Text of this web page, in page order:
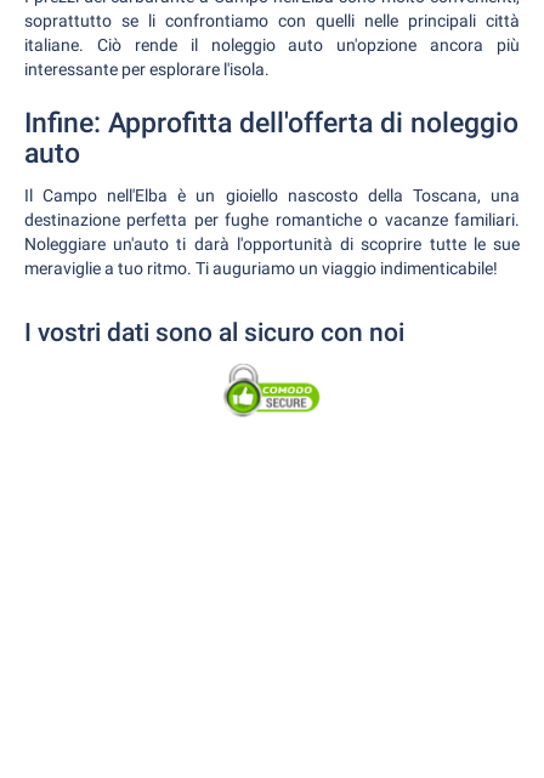
soprattutto se li confrontiamo con quelli nelle principali città
italiane. Ciò rende il noleggio auto un'opzione ancora più
interessante per esplorare l'isola.
Infine: Approfitta dell'offerta di noleggio
auto
Il Campo nell'Elba è un gioiello nascosto della Toscana, una
destinazione perfetta per fughe romantiche o vacanze familiari.
Noleggiare un'auto ti darà l'opportunità di scoprire tutte le sue
meraviglie a tuo ritmo. Ti auguriamo un viaggio indimenticabile!
I vostri dati sono al sicuro con noi